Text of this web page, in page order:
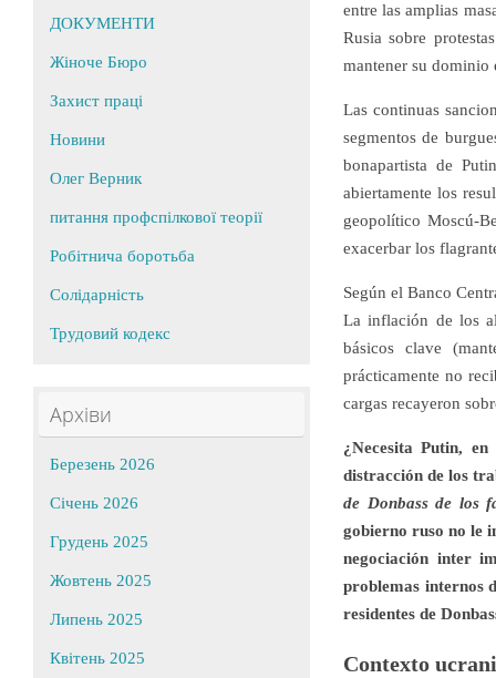
entre las amplias
Rusia sobre
mantener su dominio
Las continuas
segmentos de
bonapartista de
abiertamente los
geopolítico Moscú-
exacerbar los
Según el Banco
La inflación de los
básicos clave
prácticamente no
cargas recayeron
¿Necesita Putin,
distracción de los
de Donbass de los
gobierno ruso no le
negociación inter
problemas internos
residentes de
Contexto
ДОКУМЕНТИ
Жіноче Бюро
Захист праці
Новини
Олег Верник
питання профспілкової теорії
Робітнича боротьба
Солідарність
Трудовий кодекс
Архіви
Березень 2026
Січень 2026
Грудень 2025
Жовтень 2025
Липень 2025
Квітень 2025